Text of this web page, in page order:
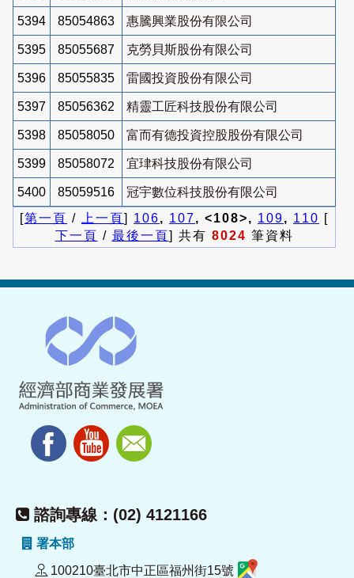
5394 85054863 惠騰興業股份有限公司
5395 85055687 克勞貝斯股份有限公司
5396 85055835 雷國投資股份有限公司
5397 85056362 精靈工匠科技股份有限公司
5398 85058050 富而有德投資控股股份有限公司
5399 85058072 宜珒科技股份有限公司
5400 85059516
冠宇數位科技股份有限公司
[第一頁 / 上一頁] 106, 107, <108>, 109, 110 [
下一頁 / 最後一頁] 共有 8024 筆資料
諮詢專線：(02) 4121166
署本部
100210臺北市中正區福州街15號